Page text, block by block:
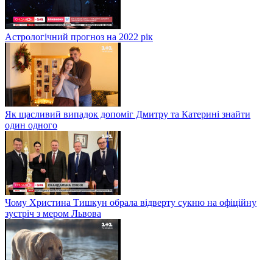
Астрологічний прогноз на 2022 рік
Як щасливий випадок допоміг Дмитру та Катерині знайти
один одного
Чому Христина Тишкун обрала відверту сукню на офіційну
зустріч з мером Львова